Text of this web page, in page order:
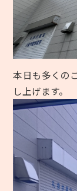
本日も多くの
し上げます。